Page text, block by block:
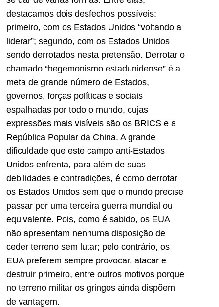
destacamos dois desfechos possíveis:
primeiro, com os Estados Unidos “voltando a
liderar”; segundo, com os Estados Unidos
sendo derrotados nesta pretensão. Derrotar o
chamado “hegemonismo estadunidense” é a
meta de grande número de Estados,
governos, forças políticas e sociais
espalhadas por todo o mundo, cujas
expressões mais visíveis são os BRICS e a
República Popular da China. A grande
dificuldade que este campo anti-Estados
Unidos enfrenta, para além de suas
debilidades e contradições, é como derrotar
os Estados Unidos sem que o mundo precise
passar por uma terceira guerra mundial ou
equivalente. Pois, como é sabido, os EUA
não apresentam nenhuma disposição de
ceder terreno sem lutar; pelo contrário, os
EUA preferem sempre provocar, atacar e
destruir primeiro, entre outros motivos porque
no terreno militar os gringos ainda dispõem
de vantagem.